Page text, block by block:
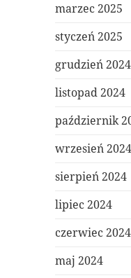
marzec 2025
styczeń 2025
grudzień 2024
listopad 2024
październik
wrzesień 2024
sierpień 2024
lipiec 2024
czerwiec 2024
maj 2024